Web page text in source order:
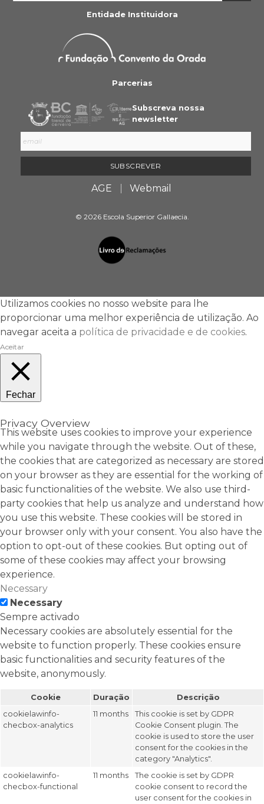
Entidade Instituidora
Parcerias
Subscreva nossa
newsletter
AGE Webmail
© 2026 Escola Superior Gallaecia.
Utilizamos cookies no nosso website para lhe
proporcionar uma melhor experiência de utilização. Ao
navegar aceita a política de privacidade e de cookies.
Aceitar
Fechar
Privacy Overview
This website uses cookies to improve your experience
while you navigate through the website. Out of these,
the cookies that are categorized as necessary are stored
on your browser as they are essential for the working of
basic functionalities of the website. We also use third-
party cookies that help us analyze and understand how
you use this website. These cookies will be stored in
your browser only with your consent. You also have the
option to opt-out of these cookies. But opting out of
some of these cookies may affect your browsing
experience.
Necessary
Necessary
Sempre activado
Necessary cookies are absolutely essential for the
website to function properly. These cookies ensure
basic functionalities and security features of the
website, anonymously.
Cookie Duração
Descrição
cookielawinfo-
checbox-analytics
11 months
This cookie is set by GDPR
Cookie Consent plugin. The
cookie is used to store the user
consent for the cookies in the
category "Analytics".
cookielawinfo-
checbox-functional
11 months
The cookie is set by GDPR
cookie consent to record the
user consent for the cookies in